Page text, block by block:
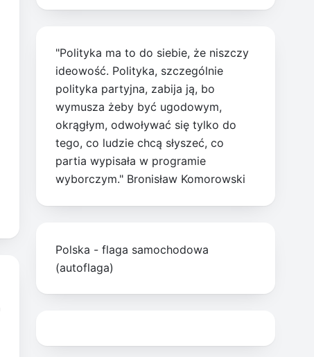
"Polityka ma to do siebie, że niszczy
ideowość. Polityka, szczególnie
polityka partyjna, zabija ją, bo
wymusza żeby być ugodowym,
okrągłym, odwoływać się tylko do
tego, co ludzie chcą słyszeć, co
partia wypisała w programie
wyborczym." Bronisław Komorowski
Polska - flaga samochodowa
(autoflaga)